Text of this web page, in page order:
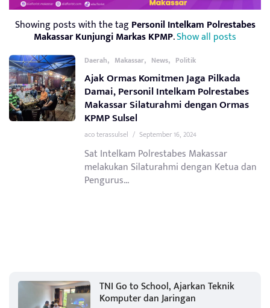
Showing posts with the tagPersonil Intelkam Polrestabes
Makassar Kunjungi Markas KPMP.Show all posts
Daerah, Makassar, News, Politik
Ajak Ormas Komitmen Jaga Pilkada
Damai, Personil Intelkam Polrestabes
Makassar Silaturahmi dengan Ormas
KPMP Sulsel
aco terassulsel / September 16, 2024
Sat Intelkam Polrestabes Makassar
melakukan Silaturahmi dengan Ketua dan
Pengurus...
TNI Go to School, Ajarkan Teknik
Komputer dan Jaringan